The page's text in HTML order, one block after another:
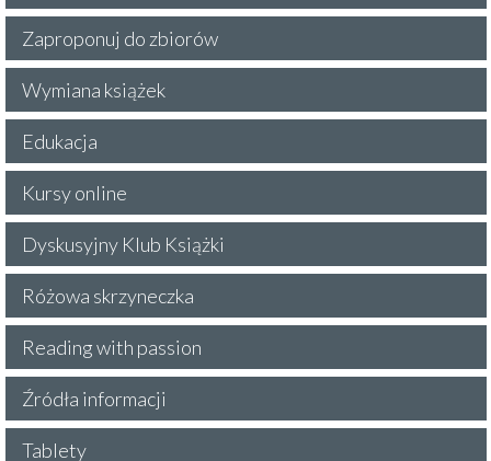
Zaproponuj do zbiorów
Wymiana książek
Edukacja
Kursy online
Dyskusyjny Klub Książki
Różowa skrzyneczka
Reading with passion
Źródła informacji
Tablety